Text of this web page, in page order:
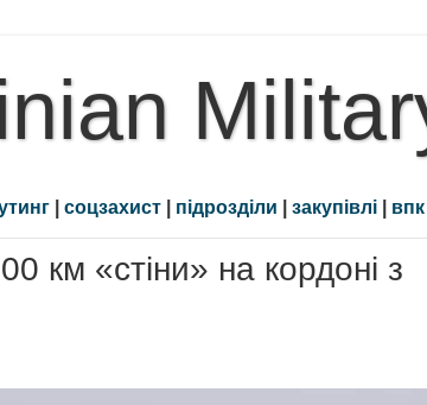
| соцзахист | підрозділи | закупівлі | впк
км «стіни» на кордоні з